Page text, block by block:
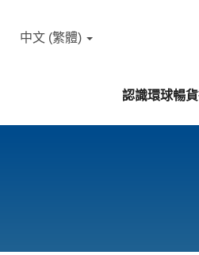
認識環球暢
中文 (繁體)